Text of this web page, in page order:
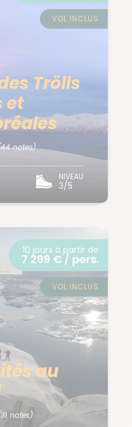
Trölls
et
notes)
NIVEAU
3/5
VOL INCLUS
au
notes)
10 jours à partir de
7 299 € / pers.
VOL INCLUS